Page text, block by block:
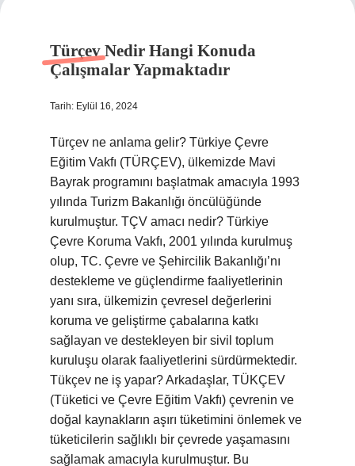
Türçev Nedir Hangi Konuda
Çalışmalar Yapmaktadır
Tarih: Eylül 16, 2024
Türçev ne anlama gelir? Türkiye Çevre
Eğitim Vakfı (TÜRÇEV), ülkemizde Mavi
Bayrak programını başlatmak amacıyla 1993
yılında Turizm Bakanlığı öncülüğünde
kurulmuştur. TÇV amacı nedir? Türkiye
Çevre Koruma Vakfı, 2001 yılında kurulmuş
olup, TC. Çevre ve Şehircilik Bakanlığı’nı
destekleme ve güçlendirme faaliyetlerinin
yanı sıra, ülkemizin çevresel değerlerini
koruma ve geliştirme çabalarına katkı
sağlayan ve destekleyen bir sivil toplum
kuruluşu olarak faaliyetlerini sürdürmektedir.
Tükçev ne iş yapar? Arkadaşlar, TÜKÇEV
(Tüketici ve Çevre Eğitim Vakfı) çevrenin ve
doğal kaynakların aşırı tüketimini önlemek ve
tüketicilerin sağlıklı bir çevrede yaşamasını
sağlamak amacıyla kurulmuştur. Bu